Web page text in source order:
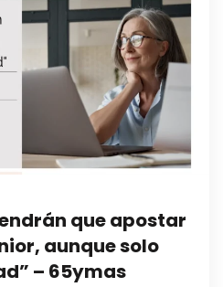
que apostar
aunque solo
– 65ymas